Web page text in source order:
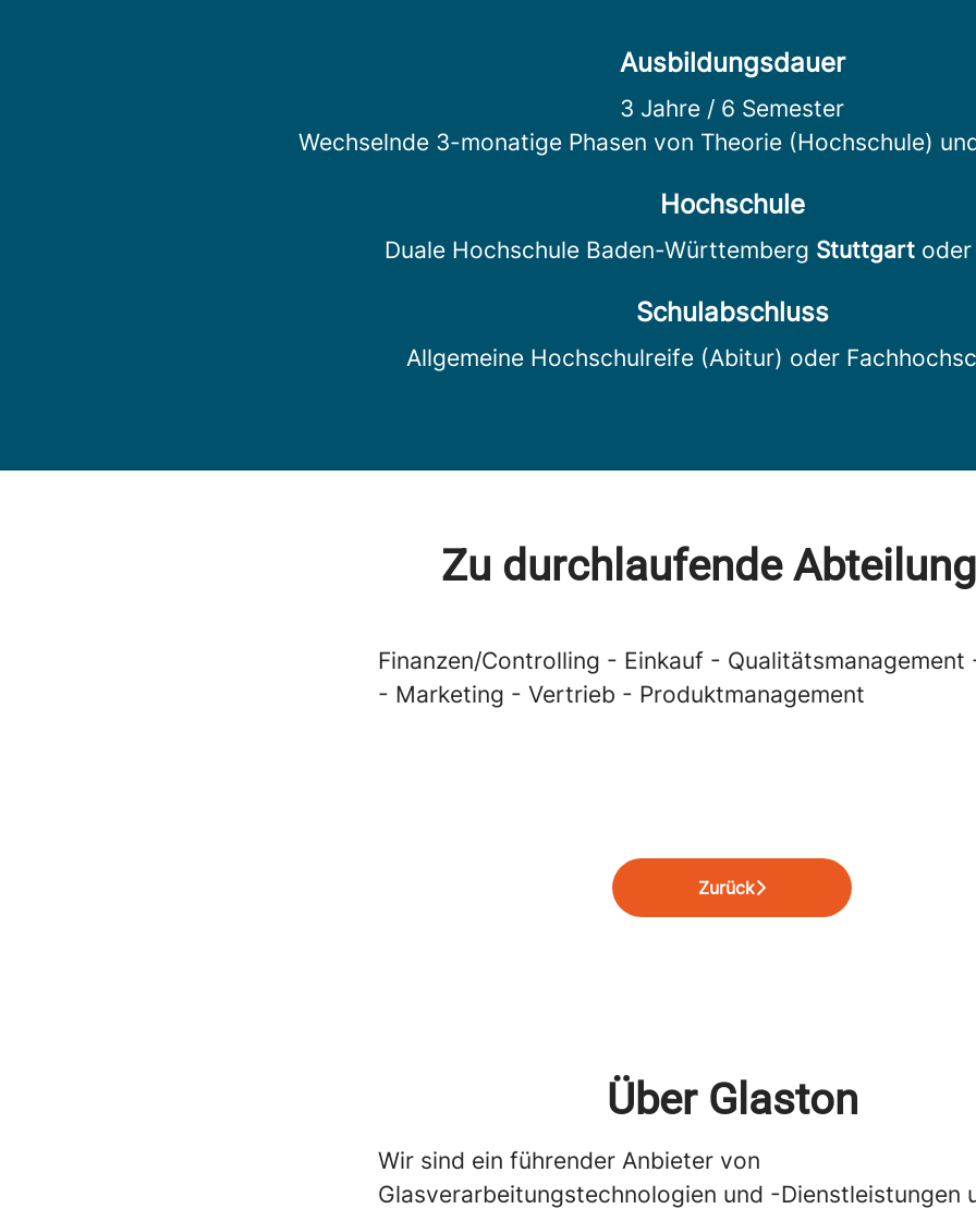
Ausbildungsdauer
3 Jahre / 6 Semester
Wechselnde 3-monatige Phasen von Theorie (Hochschule)
Hochschule
Duale Hochschule Baden-Württemberg Stuttgart
Schulabschluss
Allgemeine Hochschulreife (Abitur) oder
Zu durchlaufende
Finanzen/Controlling - Einkauf - Qualitätsmanagement
- Marketing - Vertrieb - Produktmanagement
Zurück
Über Glaston
Wir sind ein führender Anbieter von
Glasverarbeitungstechnologien und -Dienstleistungen